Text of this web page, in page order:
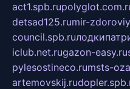
act1.spb.ru
detsad125.rumir-
council.spb.ru
iclub.net.rugazon-easy.ru
pylesostineco.rumsts-
artemovskij.ru